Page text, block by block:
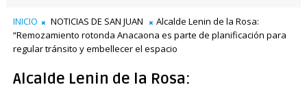
INICIO NOTICIAS DE SAN JUAN
Alcalde Lenin de la Rosa:
“Remozamiento rotonda Anacaona es parte de planificación para
regular tránsito y embellecer el espacio
Alcalde Lenin de la Rosa: